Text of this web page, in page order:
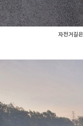
자전거길